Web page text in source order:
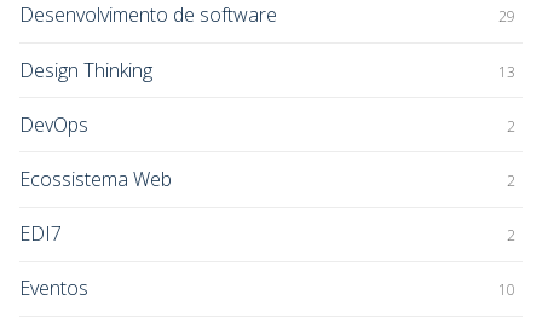
Desenvolvimento de software 29
Design Thinking 13
DevOps 2
Ecossistema Web 2
EDI7 2
Eventos 10